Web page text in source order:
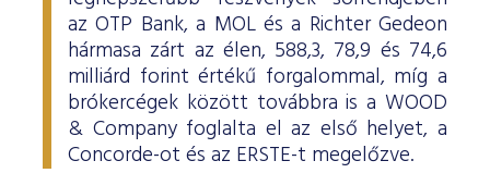
az OTP Bank, a MOL és a Richter Gedeon
hármasa zárt az élen, 588,3, 78,9 és 74,6
milliárd forint értékű forgalommal, míg a
brókercégek között továbbra is a WOOD
& Company foglalta el az első helyet, a
Concorde-ot és az ERSTE-t megelőzve.